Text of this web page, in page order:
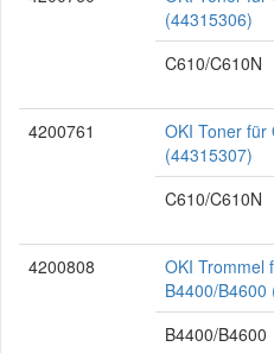
(44315306)
C610/C610N
4200761
OKI Toner für
(44315307)
C610/C610N
4200808
OKI Trommel
B4400/B4600
B4400/B4600